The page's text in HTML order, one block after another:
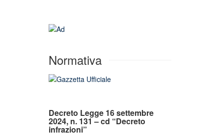
Normativa
Decreto Legge 16 settembre
2024, n. 131 – cd “Decreto
infrazioni”